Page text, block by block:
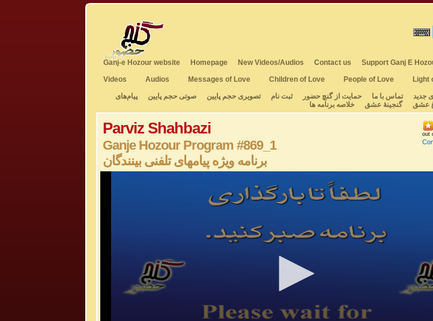
Ganj-e Hozour website Homepage New Videos/Audios Contact us Support Ganj E
Videos
Audios Messages of Love Children of Love People of Love Light
جدید تماس با ما حمایت از گنچ حضور ثبت نام تصویری حجم پایین صوتی حجم پایین
پیام‌های
عشق گنجینهٔ عشق خلاصه برنامه ها
Parviz Shahbazi
Ganje Hozour Program #869_1
برنامه ویژه پیامهای تلفنی بینندگان
out